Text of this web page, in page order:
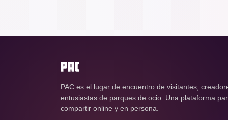
PAC es el lugar de encuentro de visitantes,
entusiastas de parques de ocio. Una plataforma
compartir online y en persona.